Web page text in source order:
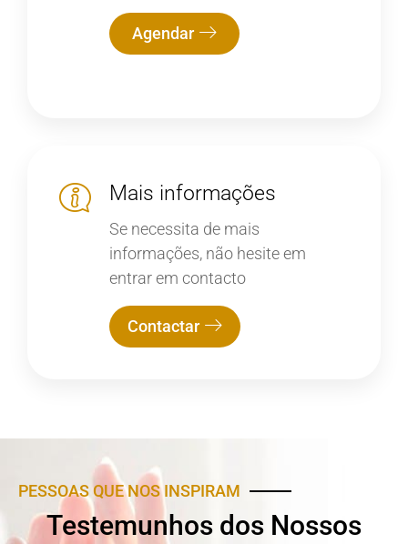
Agendar
Mais informações
Se necessita de mais
informações, não hesite em
entrar em contacto
Contactar
PESSOAS QUE NOS INSPIRAM
Testemunhos dos Nossos